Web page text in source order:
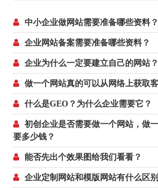
中小企业做网站需要准备哪些资料？
企业网站备案需要准备哪些资料？
企业为什么一定要建立自己的网站？
做一个网站真的可以从网络上获取
什么是GEO？为什么企业需要它？
初创企业是否需要做一个网站，做
要多少钱？
能否先出个效果图给我们看看？
企业定制网站和模版网站有什么区